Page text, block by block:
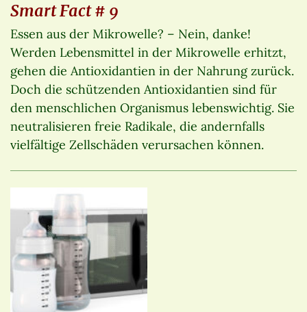
Smart Fact # 9
Essen aus der Mikrowelle? – Nein, danke!
Werden Lebensmittel in der Mikrowelle erhitzt,
gehen die Antioxidantien in der Nahrung zurück.
Doch die schützenden Antioxidantien sind für
den menschlichen Organismus lebenswichtig. Sie
neutralisieren freie Radikale, die andernfalls
vielfältige Zellschäden verursachen können.